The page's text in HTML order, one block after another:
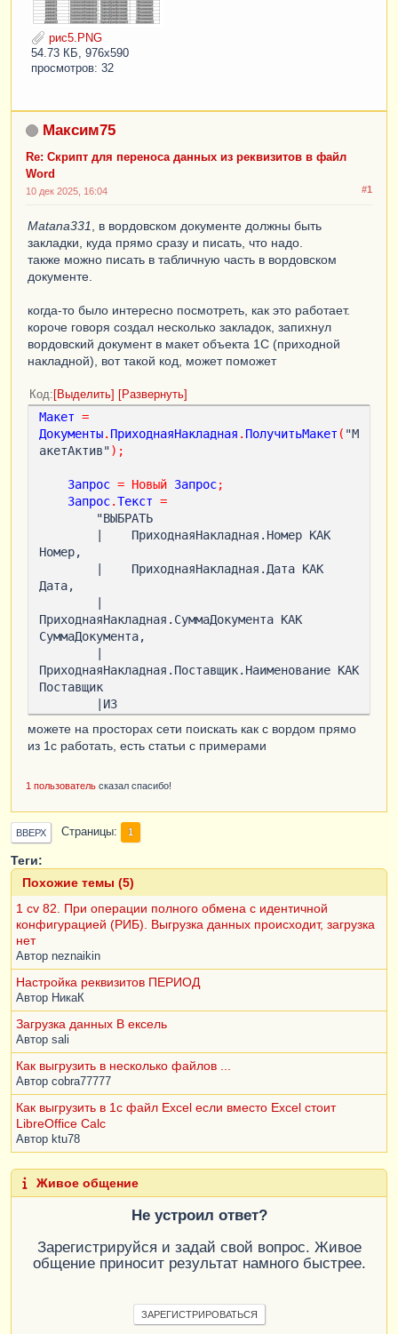
рис5.PNG
54.73 КБ, 976x590
просмотров: 32
Максим75
Re: Скрипт для переноса данных из реквизитов в файл
Word
#1
10 дек 2025, 16:04
Matana331
, в вордовском документе должны быть
закладки, куда прямо сразу и писать, что надо.
также можно писать в табличную часть в вордовском
документе.
когда-то было интересно посмотреть, как это работает.
короче говоря создал несколько закладок, запихнул
вордовский документ в макет объекта 1С (приходной
накладной), вот такой код, может поможет
Код Выделить Развернуть
Макет =
Документы. ПриходнаяНакладная . ПолучитьМакет ( "М
акетАктив");
Запрос = Новый Запрос;
Запрос.Текст =
Номер,
Дата,
ПриходнаяНакладная.СуммаДокумента КАК
СуммаДокумента,
ПриходнаяНакладная.Поставщик.Наименование КАК
Поставщик
ПриходнаяНакладная
        |ГДЕ
&СсылкаНаДокумент
        |
|////////////////////////////////////////////
////////////////////////////////////
        |ВЫБРАТЬ
        |
ПриходнаяНакладнаяТМЦ.НомерСтроки КАК
        |
ПриходнаяНакладнаяТМЦ.Товар.Наименование КАК
Товар,
        |    ПриходнаяНакладнаяТМЦ.Колво КАК
Колво,
        |    ПриходнаяНакладнаяТМЦ.Цена КАК
        |    ПриходнаяНакладнаяТМЦ.Сумма КАК
Сумма
        |ИЗ
        |    Документ.ПриходнаяНакладная.ТМЦ
КАК ПриходнаяНакладнаяТМЦ
        |    ПриходнаяНакладнаяТМЦ.Ссылка =
&СсылкаНаДокумент";
Запрос.УстановитьПараметр ("СсылкаНаДокумент",
СсылкаНаДокумент);
ВыполнитьПакет();//выполняется пакет
можете на просторах сети поискать как с вордом прямо
из 1с работать, есть статьи с примерами
1 пользователь сказал спасибо!
ВВЕРХ Страницы 1
Теги:
Похожие темы (5)
1 сv 82. При операции полного обмена с идентичной
конфигурацией (РИБ). Выгрузка данных происходит, загрузка
нет
Автор neznaikin
Настройка реквизитов ПЕРИОД
Автор НикаК
Загрузка данных В ексель
Автор sali
Как выгрузить в несколько файлов ...
Автор cobra77777
Как выгрузить в 1с файл Excel если вместо Excel стоит
LibreOffice Calс
Автор ktu78
Живое общение
Не устроил ответ?
Зарегистрируйся и задай свой вопрос. Живое
общение приносит результат намного быстрее.
ЗАРЕГИСТРИРОВАТЬСЯ